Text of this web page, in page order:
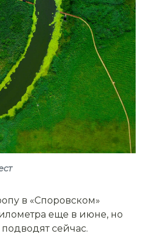
в «Споровском»
еще в июне, но
сейчас.